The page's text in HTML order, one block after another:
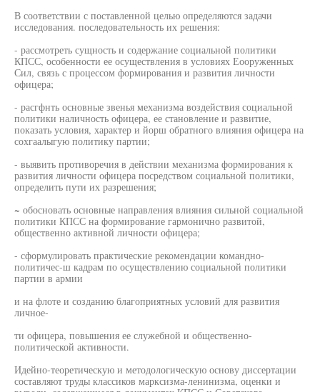
В соответствии с поставленной целью определяются задачи
исследования. последовательность их решения:
- рассмотреть сущность и содержание социальной политики
КПСС, особенности ее осуществления в условиях Еооруженных
Сил, связь с процессом формирования и развития личности
офицера;
- расгфнть основные звенья механизма воздействия социальной
политики наличность офицера, ее становление и развитие,
показать условия, характер и йорш обратного влияния офицера на
сохгаалыгую политику партии;
- выявить противоречия в действии механизма формирования к
развития личности офицера посредством социальной политики,
определить пути их разрешения;
~ обосновать основные направления влияния сильной социальной
политики КПСС на формирование гармонично развитой,
общественно активной личности офицера;
- сформулировать практические рекомендации командно-
политичес-ш кадрам по осуществлению социальной политики
партии в армии
и на флоте и созданию благоприятных условий для развития
личное-
ти офицера, повышения ее служебной и общественно-
политической активности.
Идейно-теоретическую и методологическую основу диссертации
составляют труды классиков марксизма-ленинизма, оценки и